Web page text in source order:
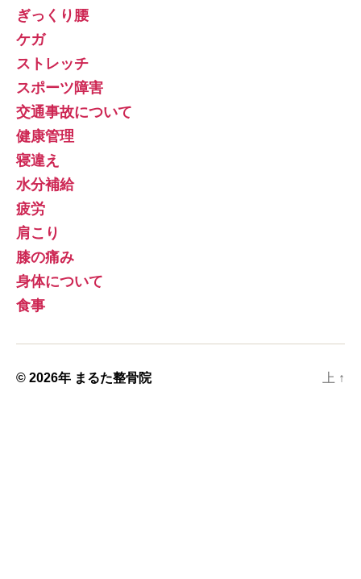
ぎっくり腰
ケガ
ストレッチ
スポーツ障害
交通事故について
健康管理
寝違え
水分補給
疲労
肩こり
膝の痛み
身体について
食事
© 2026年 まるた整骨院 上 ↑